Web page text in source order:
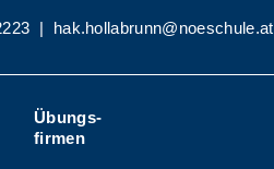
| hak.hollabrunn@noeschule.at
Übungs-
firmen